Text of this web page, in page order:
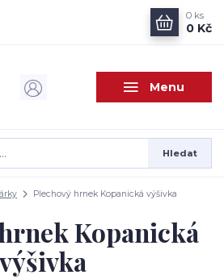
Menu
Hledat
0 ks
0 Kč
Plechový hrnek Kopanická výšivka
Kopanická